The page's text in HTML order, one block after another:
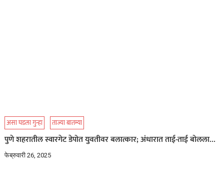
असा घडला गुन्हा ताज्या बातम्या
पुणे शहरातील स्वारगेट डेपोत युवतीवर बलात्कार; अंधारात ताई-ताई बोलला…
फेब्रुवारी 26, 2025